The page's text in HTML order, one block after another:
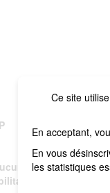
Ce site
En acceptant,
En vous
les statistiques